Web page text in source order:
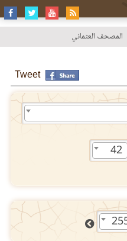
المصحف العثماني
Tweet
42